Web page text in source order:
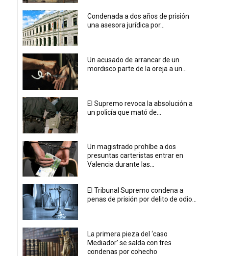
Condenada a dos años de prisión
una asesora jurídica por...
Un acusado de arrancar de un
mordisco parte de la oreja a un...
El Supremo revoca la absolución a
un policía que mató de...
Un magistrado prohíbe a dos
presuntas carteristas entrar en
Valencia durante las...
El Tribunal Supremo condena a
penas de prisión por delito de odio...
La primera pieza del ‘caso
Mediador’ se salda con tres
condenas por cohecho